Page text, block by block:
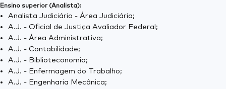
Ensino superior (Analista):
Analista Judiciário - Área Judiciária;
A.J. - Oficial de Justiça Avaliador Federal;
A.J. - Área Administrativa;
A.J. - Contabilidade;
A.J. - Biblioteconomia;
A.J. - Enfermagem do Trabalho;
A.J. - Engenharia Mecânica;